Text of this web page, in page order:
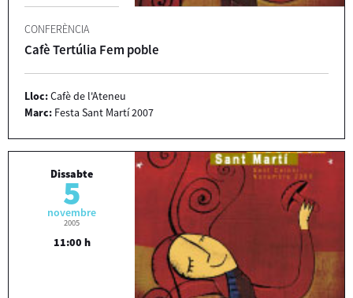
CONFERÈNCIA
Cafè Tertúlia Fem poble
Lloc:Cafè de l'Ateneu
Marc: Festa Sant Martí 2007
Dissabte
5
novembre
2005
11:00 h